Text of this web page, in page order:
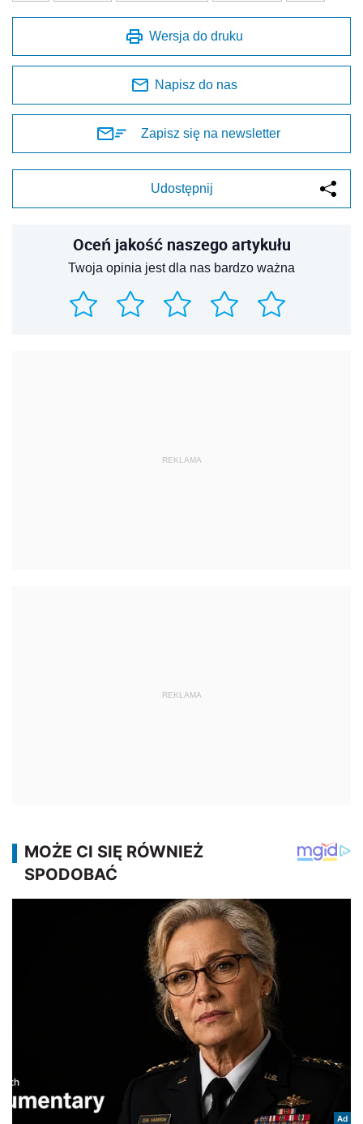
Wersja do druku
Napisz do nas
Zapisz się na newsletter
Udostępnij
Oceń jakość naszego artykułu
Twoja opinia jest dla nas bardzo ważna
REKLAMA
REKLAMA